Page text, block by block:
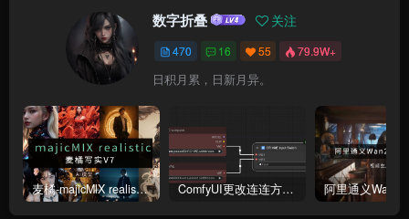
数字折叠 关注
470 16 55 79.9W+
日积月累，日新月异。
麦橘-majicMlX realistic 麦橘写实V7模型 ComfyUI更改连连方式为直线连接